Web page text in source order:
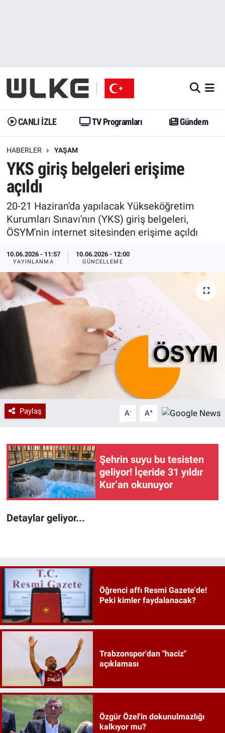
CANLI İZLE TV Programları Gündem
HABERLER YAŞAM
YKS giriş belgeleri erişime
açıldı
20-21 Haziran'da yapılacak Yükseköğretim
Kurumları Sınavı'nın (YKS) giriş belgeleri,
ÖSYM'nin internet sitesinden erişime açıldı
10.06.2026 - 11:57
YAYINLANMA
10.06.2026 - 12:00
GÜNCELLEME
Paylaş A- A+
Şehrin suyu bu tesisten
geliyor! İçeride 31 yıldır
Kur’an okunuyor
Detaylar geliyor...
Öğrenci affı Resmi Gazete'de!
Peki kimler faydalanacak?
Trabzonspor'dan "haciz"
açıklaması
Özgür Özel'in dokunulmazlığı
kalkıyor mu?
Gündem
Dünya
Erişim Bilgileri
Ekonomi
Trend
Yazarlar
Gündem
Trend
Erişim Bilgileri
Spor
Ekonomi
Medya
Özel Haberler
Kadın
Erişim Bilgileri
Sağlık
Teknoloji
İstanbul Namaz Vakitleri
Trafik Durumu
Erişim Bilgileri
Tüm Manşetler
Son Dakika Haberleri